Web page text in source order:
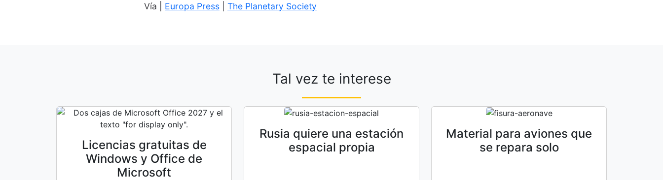
Vía | Europa Press The Planetary Society
Tal vez te interese
Licencias gratuitas de
Windows y Office de
Microsoft
Rusia quiere una estación
espacial propia
Material para aviones que
se repara solo